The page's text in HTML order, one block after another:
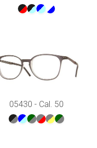
05430 - Cal. 50